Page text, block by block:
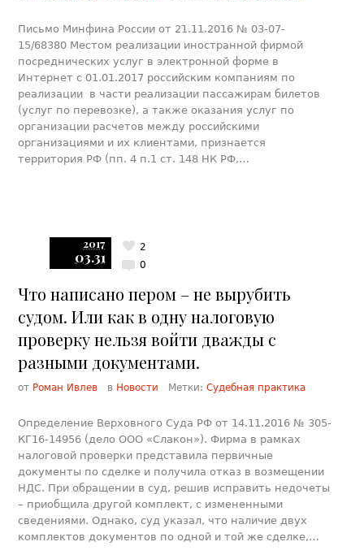
Письмо Минфина России от 21.11.2016 № 03-07-
15/68380 Местом реализации иностранной фирмой
посреднических услуг в электронной форме в
Интернет с 01.01.2017 российским компаниям по
реализации в части реализации пассажирам билетов
(услуг по перевозке), а также оказания услуг по
организации расчетов между российскими
организациями и их клиентами, признается
территория РФ (пп. 4 п.1 ст. 148 НК РФ,…
2017
03.31 0
2
Что написано пером – не вырубить
судом. Или как в одну налоговую
проверку нельзя войти дважды с
разными документами.
от Роман Ивлев в Новости Метки:Судебная практика
Определение Верховного Суда РФ от 14.11.2016 № 305-
КГ16-14956 (дело ООО «Слакон»). Фирма в рамках
налоговой проверки представила первичные
документы по сделке и получила отказ в возмещении
НДС. При обращении в суд, решив исправить недочеты
– приобщила другой комплект, с измененными
сведениями. Однако, суд указал, что наличие двух
комплектов документов по одной и той же сделке,…